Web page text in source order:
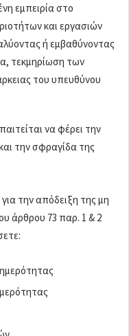
εμπειρία στο
και εργασιών
ή εμβαθύνοντας
τεκμηρίωση των
του υπευθύνου
να φέρει την
την σφραγίδα της
την απόδειξη της μη
άρθρου 73 παρ. 1 & 2